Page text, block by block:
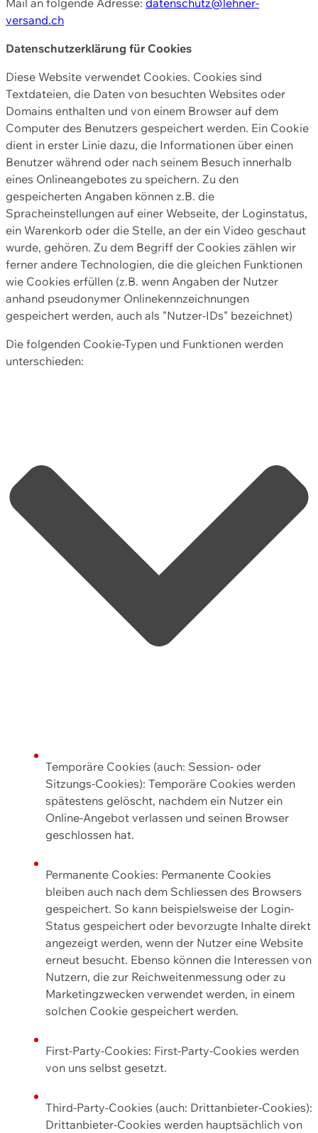
versand.ch
Datenschutzerklärung für Cookies
Diese Website verwendet Cookies. Cookies sind
Textdateien, die Daten von besuchten Websites oder
Domains enthalten und von einem Browser auf dem
Computer des Benutzers gespeichert werden. Ein Cookie
dient in erster Linie dazu, die Informationen über einen
Benutzer während oder nach seinem Besuch innerhalb
eines Onlineangebotes zu speichern. Zu den
gespeicherten Angaben können z.B. die
Spracheinstellungen auf einer Webseite, der Loginstatus,
ein Warenkorb oder die Stelle, an der ein Video geschaut
wurde, gehören. Zu dem Begriff der Cookies zählen wir
ferner andere Technologien, die die gleichen Funktionen
wie Cookies erfüllen (z.B. wenn Angaben der Nutzer
anhand pseudonymer Onlinekennzeichnungen
gespeichert werden, auch als "Nutzer-IDs" bezeichnet)
Die folgenden Cookie-Typen und Funktionen werden
unterschieden:
Temporäre Cookies (auch: Session- oder
Sitzungs-Cookies): Temporäre Cookies werden
spätestens gelöscht, nachdem ein Nutzer ein
Online-Angebot verlassen und seinen Browser
geschlossen hat.
Permanente Cookies: Permanente Cookies
bleiben auch nach dem Schliessen des Browsers
gespeichert. So kann beispielsweise der Login-
Status gespeichert oder bevorzugte Inhalte direkt
angezeigt werden, wenn der Nutzer eine Website
erneut besucht. Ebenso können die Interessen von
Nutzern, die zur Reichweitenmessung oder zu
Marketingzwecken verwendet werden, in einem
solchen Cookie gespeichert werden.
First-Party-Cookies: First-Party-Cookies werden
von uns selbst gesetzt.
Third-Party-Cookies (auch: Drittanbieter-Cookies):
Drittanbieter-Cookies werden hauptsächlich von